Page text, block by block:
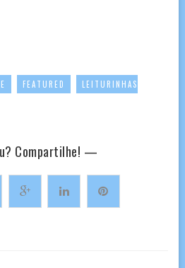
FEATURED
LEITURINHAS
Compartilhe! —